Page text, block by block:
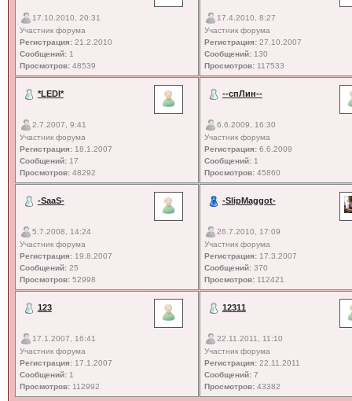
17.10.2010, 20:31
Участник форума
Регистрация:21.2.2010
Сообщений:1
Просмотров:48539
17.4.2010, 8:27
Участник форума
Регистрация:27.10.2007
Сообщений:130
Просмотров:117533
*LEDI*
2.7.2007, 9:41
Участник форума
Регистрация:18.1.2007
Сообщений:17
Просмотров:48292
--спЛин--
6.6.2009, 16:30
Участник форума
Регистрация:6.6.2009
Сообщений:1
Просмотров:45860
-SaaS-
5.7.2008, 14:24
Участник форума
Регистрация:19.8.2007
Сообщений:25
Просмотров:52998
-SlipMaggot-
26.7.2010, 17:09
Участник форума
Регистрация:17.3.2007
Сообщений:370
Просмотров:112421
123
17.1.2007, 16:41
Участник форума
Регистрация:17.1.2007
Сообщений:1
Просмотров:112992
12311
22.11.2011, 11:10
Участник форума
Регистрация:22.11.2011
Сообщений:7
Просмотров:43382